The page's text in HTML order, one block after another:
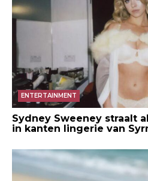
ENTERTAINMENT
Sydney Sweeney straalt
in kanten lingerie van